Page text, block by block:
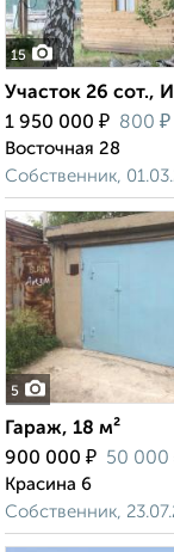
15
Участок 26 сот.,
1 950 000 ₽ 800 ₽
Восточная 28
Собственник,
5
Гараж, 18 м²
900 000 ₽ 50 000
Красина 6
Собственник,